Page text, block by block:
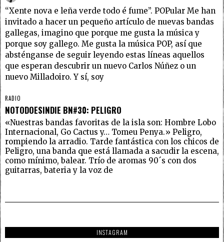
“Xente nova e leña verde todo é fume”. POPular Me han
invitado a hacer un pequeño artículo de nuevas bandas
gallegas, imagino que porque me gusta la música y
porque soy gallego. Me gusta la música POP, así que
absténganse de seguir leyendo estas líneas aquellos
que esperan descubrir un nuevo Carlos Núñez o un
nuevo Milladoiro. Y sí, soy
RADIO
NOTODOESINDIE BN#30: PELIGRO
«Nuestras bandas favoritas de la isla son: Hombre Lobo
Internacional, Go Cactus y… Tomeu Penya.» Peligro,
rompiendo la arradio. Tarde fantástica con los chicos de
Peligro, una banda que está llamada a sacudir la escena,
como mínimo, balear. Trío de aromas 90´s con dos
guitarras, bateria y la voz de
INSTAGRAM